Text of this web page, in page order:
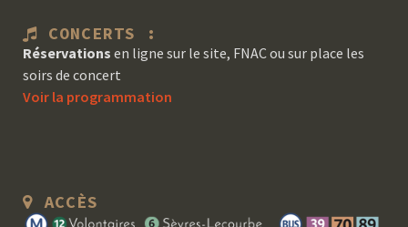
CONCERTS :
Réservations en ligne sur le site, FNAC ou sur place les
soirs de concert
Voir la programmation
ACCÈS